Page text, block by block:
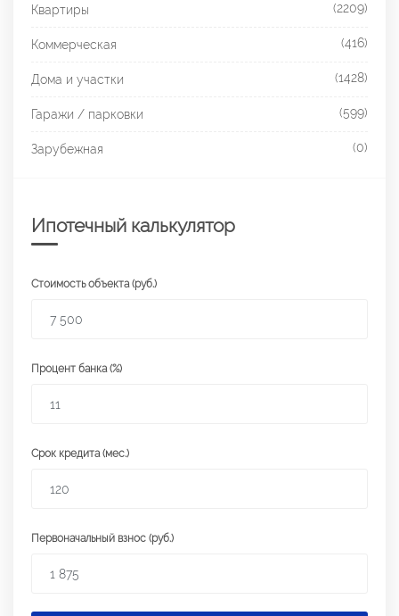
Квартиры (2209)
Коммерческая (416)
Дома и участки (1428)
Гаражи / парковки (599)
Зарубежная (0)
Ипотечный калькулятор
Стоимость объекта (руб.)
Процент банка (%)
Срок кредита (мес.)
Первоначальный взнос (руб.)